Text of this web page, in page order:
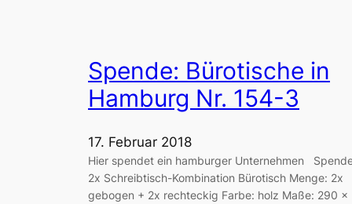
Spende: Bürotische in
Hamburg Nr. 154-3
17. Februar 2018
Hier spendet ein hamburger Unternehmen
2x Schreibtisch-Kombination Bürotisch Menge: 2x
gebogen + 2x rechteckig Farbe: holz Maße: 290 x